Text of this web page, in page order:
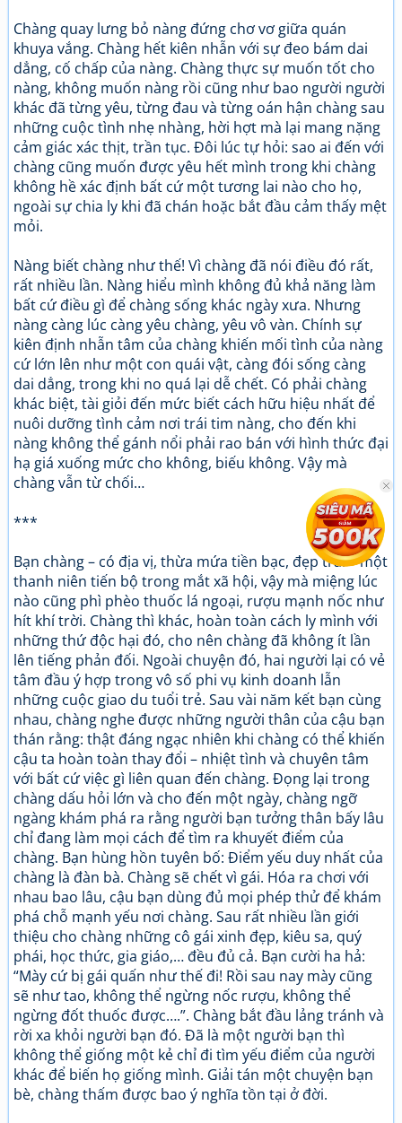
Chàng quay lưng bỏ nàng đứng chơ vơ giữa quán
khuya vắng. Chàng hết kiên nhẫn với sự đeo bám dai
dẳng, cố chấp của nàng. Chàng thực sự muốn tốt cho
nàng, không muốn nàng rồi cũng như bao người người
khác đã từng yêu, từng đau và từng oán hận chàng sau
những cuộc tình nhẹ nhàng, hời hợt mà lại mang nặng
cảm giác xác thịt, trần tục. Đôi lúc tự hỏi: sao ai đến với
chàng cũng muốn được yêu hết mình trong khi chàng
không hề xác định bất cứ một tương lai nào cho họ,
ngoài sự chia ly khi đã chán hoặc bắt đầu cảm thấy mệt
mỏi.
Nàng biết chàng như thế! Vì chàng đã nói điều đó rất,
rất nhiều lần. Nàng hiểu mình không đủ khả năng làm
bất cứ điều gì để chàng sống khác ngày xưa. Nhưng
nàng càng lúc càng yêu chàng, yêu vô vàn. Chính sự
kiên định nhẫn tâm của chàng khiến mối tình của nàng
cứ lớn lên như một con quái vật, càng đói sống càng
dai dẳng, trong khi no quá lại dễ chết. Có phải chàng
khác biệt, tài giỏi đến mức biết cách hữu hiệu nhất để
nuôi dưỡng tình cảm nơi trái tim nàng, cho đến khi
nàng không thể gánh nổi phải rao bán với hình thức đại
hạ giá xuống mức cho không, biếu không. Vậy mà
chàng vẫn từ chối…
***
Bạn chàng – có địa vị, thừa mứa tiền bạc, đẹp trai – một
thanh niên tiến bộ trong mắt xã hội, vậy mà miệng lúc
nào cũng phì phèo thuốc lá ngoại, rượu mạnh nốc như
hít khí trời. Chàng thì khác, hoàn toàn cách ly mình với
những thứ độc hại đó, cho nên chàng đã không ít lần
lên tiếng phản đối. Ngoài chuyện đó, hai người lại có vẻ
tâm đầu ý hợp trong vô số phi vụ kinh doanh lẫn
những cuộc giao du tuổi trẻ. Sau vài năm kết bạn cùng
nhau, chàng nghe được những người thân của cậu bạn
thán rằng: thật đáng ngạc nhiên khi chàng có thể khiến
cậu ta hoàn toàn thay đổi – nhiệt tình và chuyên tâm
với bất cứ việc gì liên quan đến chàng. Đọng lại trong
chàng dấu hỏi lớn và cho đến một ngày, chàng ngỡ
ngàng khám phá ra rằng người bạn tưởng thân bấy lâu
chỉ đang làm mọi cách để tìm ra khuyết điểm của
chàng. Bạn hùng hồn tuyên bố: Điểm yếu duy nhất của
chàng là đàn bà. Chàng sẽ chết vì gái. Hóa ra chơi với
nhau bao lâu, cậu bạn dùng đủ mọi phép thử để khám
phá chỗ mạnh yếu nơi chàng. Sau rất nhiều lần giới
thiệu cho chàng những cô gái xinh đẹp, kiêu sa, quý
phái, học thức, gia giáo,… đều đủ cả. Bạn cười ha hả:
“Mày cứ bị gái quấn như thế đi! Rồi sau nay mày cũng
sẽ như tao, không thể ngừng nốc rượu, không thể
ngừng đốt thuốc được….”. Chàng bắt đầu lảng tránh và
rời xa khỏi người bạn đó. Đã là một người bạn thì
không thể giống một kẻ chỉ đi tìm yếu điểm của người
khác để biến họ giống mình. Giải tán một chuyện bạn
bè, chàng thấm được bao ý nghĩa tồn tại ở đời.